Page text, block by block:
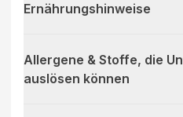
Ernährungshinweise
Allergene & Stoffe, die
auslösen können